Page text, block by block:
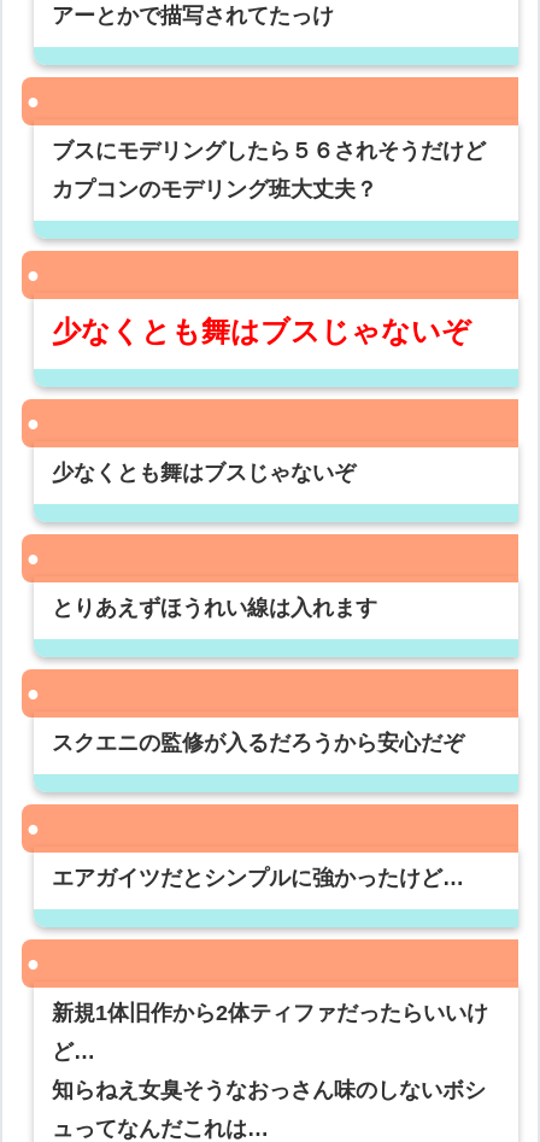
アーとかで描写されてたっけ
ブスにモデリングしたら５６されそうだけど
カプコンのモデリング班大丈夫？
少なくとも舞はブスじゃないぞ
少なくとも舞はブスじゃないぞ
とりあえずほうれい線は入れます
スクエニの監修が入るだろうから安心だぞ
エアガイツだとシンプルに強かったけど…
新規1体旧作から2体ティファだったらいいけ
ど…
知らねえ女臭そうなおっさん味のしないボシ
ュってなんだこれは…